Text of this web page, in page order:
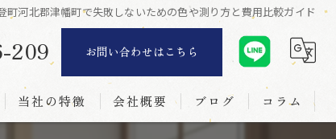
町河北郡津幡町で失敗しないための色や測り方と費用比較ガイド
209 お問い合わせはこちら
当社の特徴 会社概要 ブログ コラム